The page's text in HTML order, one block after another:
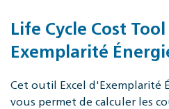
Life Cycle Cost
Exemplarité
Cet outil Excel d'Exemplarité
vous permet de calculer les